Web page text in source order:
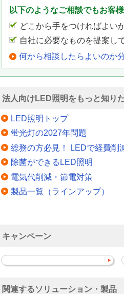
以下のようなご相談でもお客
どこから手をつければよい
自社に必要なものを提案し
何から相談したらよいのか
法人向けLED照明をもっと知り
LED照明トップ
蛍光灯の2027年問題
総務の方必見！ LEDで経費削
除菌ができるLED照明
電気代削減・節電対策
製品一覧（ラインアップ）
キャンペーン
関連するソリューション・製品